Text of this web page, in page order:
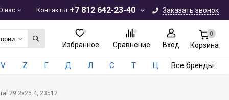
+7 812 642-23-40 Заказать звонок
нас Контакты
Избранное Сравнение Вход
0
Корзина
V Z Г Д Л С Т Ц Все бренды
29.2x25.4, 23512